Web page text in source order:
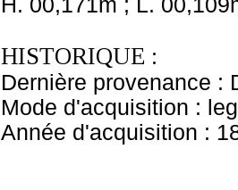
H. 00,171m ; L.
HISTORIQUE :
Dernière provenance :
Mode d'acquisition :
Année d'acquisition :